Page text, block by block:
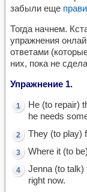
забыли еще
Тогда начнем.
упражнения
ответами
них, пока не
Упражнение 1.
He (to repair)
he needs
They (to play)
Where it (to
Jenna (to talk)
right now.